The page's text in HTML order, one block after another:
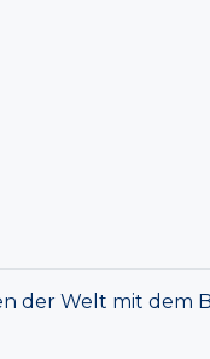
der Welt mit dem